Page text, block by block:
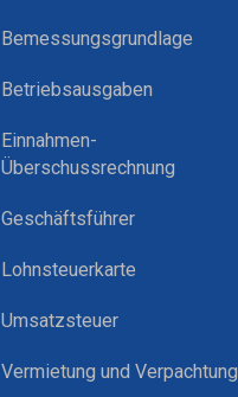
Bemessungsgrundlage
Betriebsausgaben
Einnahmen-
Überschussrechnung
Geschäftsführer
Lohnsteuerkarte
Umsatzsteuer
Vermietung und Verpachtung